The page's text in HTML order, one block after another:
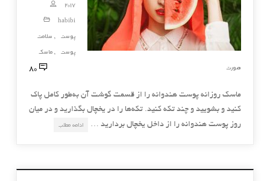
2017
habibi
پوست
, سلامت
پوست
, ماسک
صورت
80
ماسك روزانه پوست هندوانه را از قسمت گوشت آن به‌طور كامل پاك
كنيد و بشوييد و چند تكه كنيد. تكه‌ها را در يخچال بگذاريد و در ميان
روز پوست هندوانه را از داخل يخچال برداريد …
ادامه مطلب